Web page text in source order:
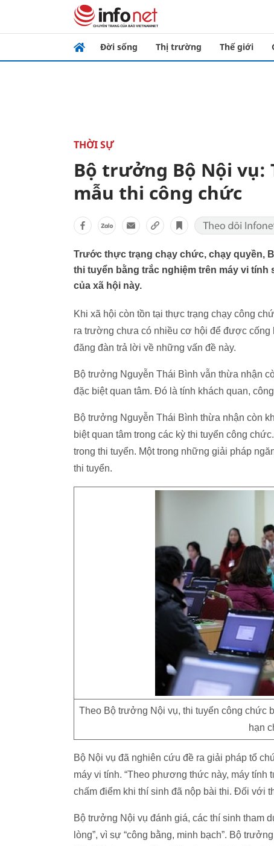
Đời sống Thị trường Thế giới
THỜI SỰ
Bộ trưởng Bộ Nội vụ:
mẫu thi công chức
Trước thực trạng chạy chức, chạy quyền,
thi tuyển bằng trắc nghiệm trên máy vi
của xã hội này.
Khi xã hội còn tồn tại thực trạng chạy công
ra trường chưa có nhiều cơ hội để được
đăng đàn trả lời về những vấn đề này.
Bộ trưởng Nguyễn Thái Bình vẫn thừa nhận
đặc biệt quan tâm. Đó là tính khách quan,
Bộ trưởng Nguyễn Thái Bình thừa nhận còn
biệt quan tâm trong các kỳ thi tuyển công
trong thi tuyển. Một trong những giải pháp
thi tuyển.
Theo Bộ trưởng Nội vụ, thi tuyển công chức
hạn
Bộ Nội vụ đã nghiên cứu đề ra giải pháp tổ
máy vi tính. “Theo phương thức này, máy
chấm điểm khi thí sinh đã nộp bài thi. Đối với
Bộ trưởng Nội vụ đánh giá, các thí sinh tham
lòng”, vì sự “công bằng, minh bạch”. Bộ